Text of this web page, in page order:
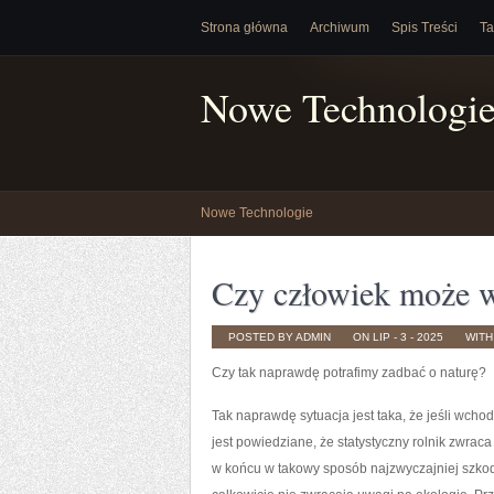
Strona główna Archiwum Spis Treści
Nowe
Nowe Technologie
Czy człowiek może
POSTED BY ADMIN ON LIP - 3 - 2025 WITH
Czy tak naprawdę potrafimy zadbać o naturę?
Tak naprawdę sytuacja jest taka, że jeśli
jest powiedziane, że statystyczny rolnik
w końcu w takowy sposób najzwyczajniej